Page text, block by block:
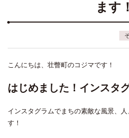
ます！
こんにちは、壮瞥町のコジマです！
はじめました！インスタ
インスタグラムでまちの素敵な風景、
す！